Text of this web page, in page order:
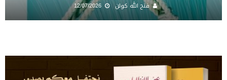
فتح الله كولن 12/07/2026